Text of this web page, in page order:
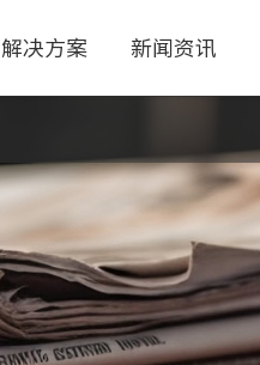
解决方案 新闻资讯